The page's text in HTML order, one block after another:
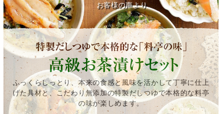
お客様の声より
ふっくらしっとり、本来の食感と風味を活かして丁寧に仕上
げた具材と、こだわり無添加の特製だしつゆで本格的な料亭
の味が楽しめます。